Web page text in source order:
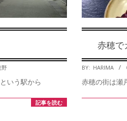
野
いう駅から
記事を読む
赤穂で
2015-
01-
BY: HARIMA
赤穂の街は瀬